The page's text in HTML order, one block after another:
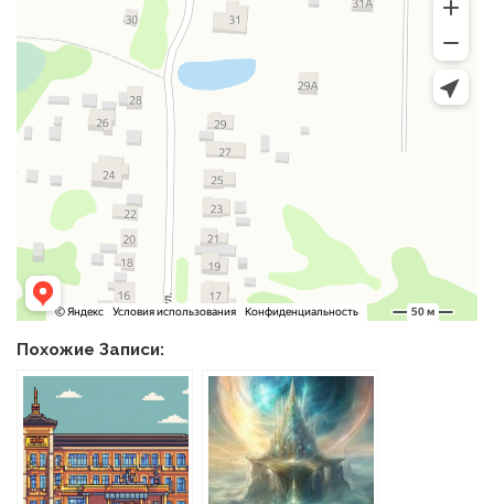
Похожие Записи: